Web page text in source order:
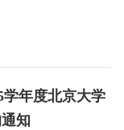
学年度北京大学
知